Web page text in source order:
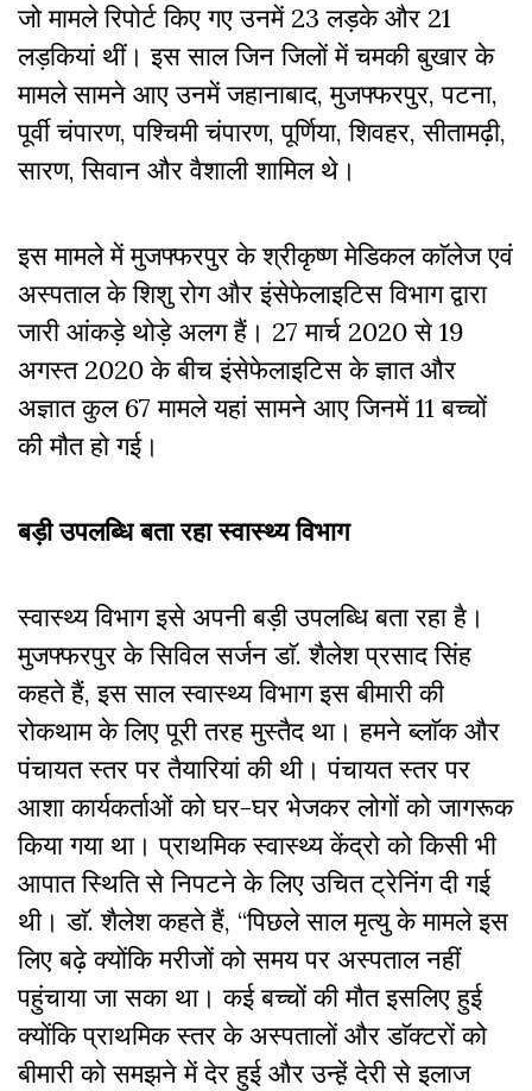
जो मामले रिपोर्ट किए गए उनमें 23 लड़के और 21
लड़कियां थीं। इस साल जिन जिलों में चमकी बुखार के
मामले सामने आए उनमें जहानाबाद, मुजफ्फरपुर, पटना,
पूर्वी चंपारण, पश्चिमी चंपारण, पूर्णिया, शिवहर, सीतामढ़ी,
सारण, सिवान और वैशाली शामिल थे।
इस मामले में मुजफ्फरपुर के श्रीकृष्ण मेडिकल काॅलेज एवं
अस्पताल के शिशु रोग और इंसेफेलाइटिस विभाग द्वारा
जारी आंकड़े थोड़े अलग हैं। 27 मार्च 2020 से 19
अगस्त 2020 के बीच इंसेफेलाइटिस के ज्ञात और
अज्ञात कुल 67 मामले यहां सामने आए जिनमें 11 बच्चों
की मौत हो गई।
बड़ी उपलब्धि बता रहा स्वास्थ्य विभाग
स्वास्थ्य विभाग इसे अपनी बड़ी उपलब्धि बता रहा है।
मुजफ्फरपुर के सिविल सर्जन डाॅ. शैलेश प्रसाद सिंह
कहते हैं, इस साल स्वास्थ्य विभाग इस बीमारी की
रोकथाम के लिए पूरी तरह मुस्तैद था। हमने ब्लाॅक और
पंचायत स्तर पर तैयारियां की थी। पंचायत स्तर पर
आशा कार्यकर्ताओं को घर-घर भेजकर लोगों को जागरूक
किया गया था। प्राथमिक स्वास्थ्य केंद्रो को किसी भी
आपात स्थिति से निपटने के लिए उचित ट्रेनिंग दी गई
थी। डाॅ. शैलेश कहते हैं, “पिछले साल मृत्यु के मामले इस
लिए बढ़े क्योंकि मरीजों को समय पर अस्पताल नहीं
पहुंचाया जा सका था। कई बच्चों की मौत इसलिए हुई
क्योंकि प्राथमिक स्तर के अस्पतालों और डाॅक्टरों को
बीमारी को समझने में देर हुई और उन्हे़ं देरी से इलाज